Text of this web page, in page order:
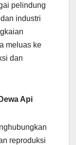
pelindung
industri
meluas ke
dan
Api
reproduksi